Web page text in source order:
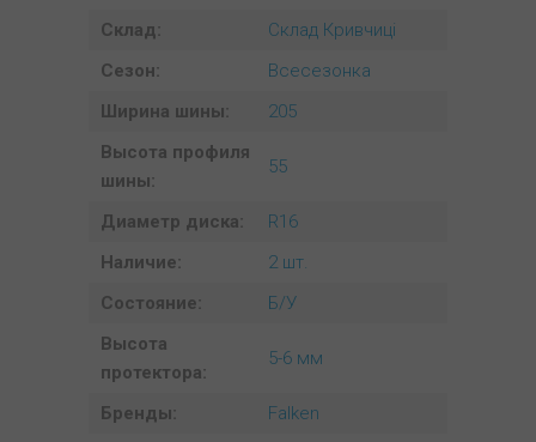
Склад:
Склад Кривчиці
Сезон:
Всесезонка
Ширина шины:
205
Высота профиля
шины:
55
Диаметр диска:
R16
Наличие:
2 шт.
Состояние:
Б/У
Высота
протектора:
5-6 мм
Бренды:
Falken